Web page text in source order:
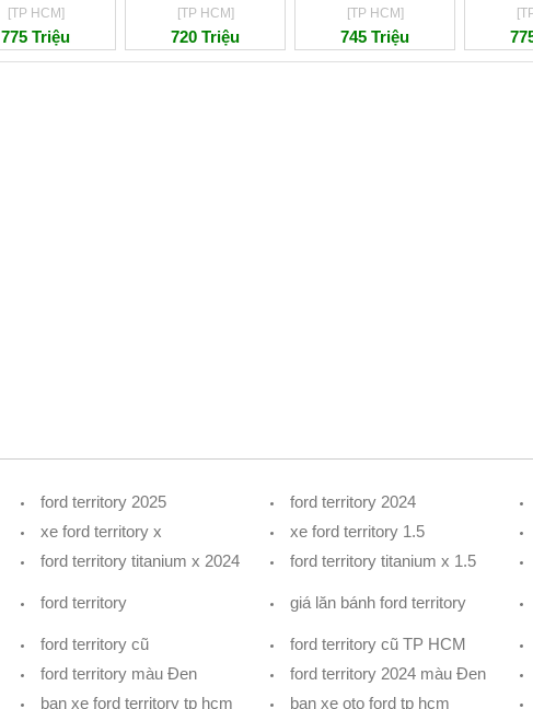
[TP HCM]
775 Triệu
[TP HCM]
720 Triệu
[TP HCM]
745 Triệu
ford territory 2025 ford territory 2024
xe ford territory x xe ford territory 1.5
ford territory titanium x 2024 ford territory titanium x 1.5
ford territory giá lăn bánh ford territory
ford territory cũ ford territory cũ TP HCM
ford territory màu Đen
ford territory 2024 màu Đen
ban xe ford territory tp hcm ban xe oto ford tp hcm